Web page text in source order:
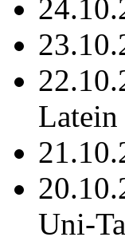
Latein
Uni-